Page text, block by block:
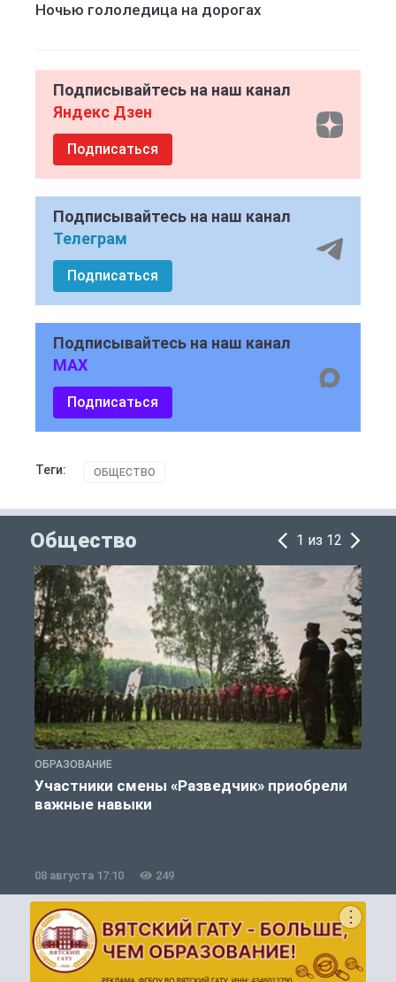
Ночью гололедица на дорогах
Подписывайтесь на наш канал
Яндекс Дзен
Подписаться
Подписывайтесь на наш канал
Телеграм
Подписаться
Подписывайтесь на наш канал
MAX
Подписаться
Теги: ОБЩЕСТВО
Общество 1 из 12
ОБРАЗОВАНИЕ
Участники смены «Разведчик» приобрели
важные навыки
08 августа 17:10 249